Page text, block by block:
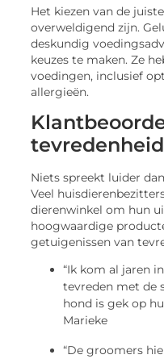
Het kiezen van de
overweldigend zijn.
deskundig
keuzes te maken. Ze
voedingen, inclusief
allergieën.
tevredenheid
Niets spreekt luider
Veel
dierenwinkel om hun
hoogwaardige
getuigenissen van
“Ik kom al jaren
tevreden met de
hond is gek op
Marieke
“De groomers